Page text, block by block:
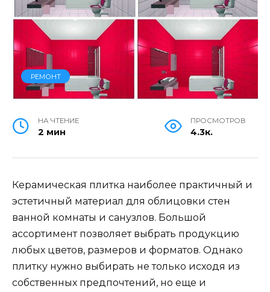
РЕМОНТ
НА ЧТЕНИЕ
2 мин
ПРОСМОТРОВ
4.3к.
Керамическая плитка наиболее практичный и
эстетичный материал для облицовки стен
ванной комнаты и санузлов. Большой
ассортимент позволяет выбрать продукцию
любых цветов, размеров и форматов. Однако
плитку нужно выбирать не только исходя из
собственных предпочтений, но еще и